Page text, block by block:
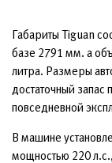
Габариты Tiguan
базе 2791 мм. а
литра. Размеры
достаточный запас
повседневной
В машине
мощностью 220